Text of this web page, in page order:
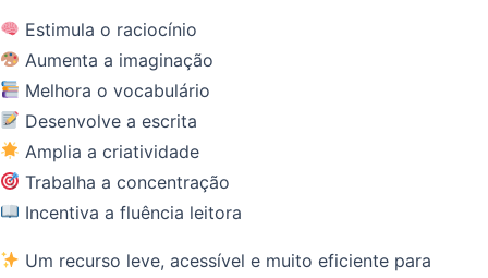
Estimula o raciocínio
Aumenta a imaginação
Melhora o vocabulário
Desenvolve a escrita
Amplia a criatividade
Trabalha a concentração
Incentiva a fluência leitora
Um recurso leve, acessível e muito eficiente para